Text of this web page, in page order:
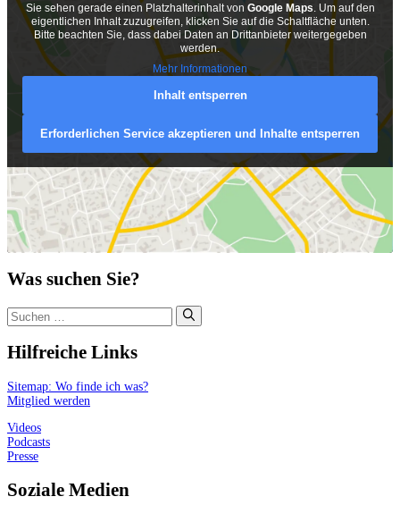
Sie sehen gerade einen Platzhalterinhalt von Google Maps . Um auf den
eigentlichen Inhalt zuzugreifen, klicken Sie auf die Schaltfläche unten.
Bitte beachten Sie, dass dabei Daten an Drittanbieter weitergegeben
werden.
Mehr Informationen
Inhalt entsperren
Erforderlichen Service akzeptieren und Inhalte entsperren
Was suchen Sie?
Suchen
nach:
Hilfreiche Links
Sitemap: Wo finde ich was?
Mitglied werden
Videos
Podcasts
Presse
Soziale Medien